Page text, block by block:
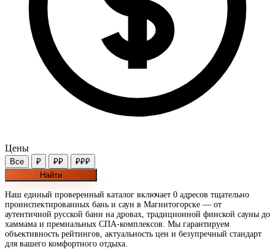
Цены
Все ₽ ₽₽
₽₽₽
Найти
Наш единый проверенный каталог включает 0 адресов тщательно
проинспектированных бань и саун в Магнитогорске — от
аутентичной русской бани на дровах, традиционной финской сауны до
хаммама и премиальных СПА-комплексов. Мы гарантируем
объективность рейтингов, актуальность цен и безупречный стандарт
для вашего комфортного отдыха.